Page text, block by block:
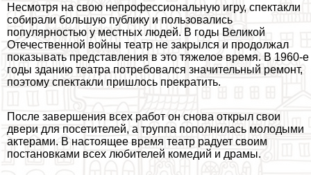
Несмотря на свою непрофессиональную игру, спектакли
собирали большую публику и пользовались
популярностью у местных людей. В годы Великой
Отечественной войны театр не закрылся и продолжал
показывать представления в это тяжелое время. В 1960-е
годы зданию театра потребовался значительный ремонт,
поэтому спектакли пришлось прекратить.
После завершения всех работ он снова открыл свои
двери для посетителей, а труппа пополнилась молодыми
актерами. В настоящее время театр радует своим
постановками всех любителей комедий и драмы.